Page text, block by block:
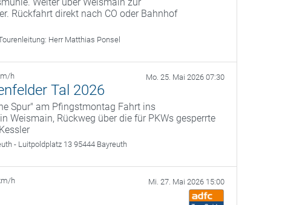
Rückfahrt direkt nach CO oder Bahnhof
Herr Matthias Ponsel
h Mo. 25. Mai 2026 07:30
Tal 2026
Spur" am Pfingstmontag Fahrt ins
Weismain, Rückweg über die für PKWs gesperrte
- Luitpoldplatz 13 95444 Bayreuth
h Mi. 27. Mai 2026 15:00